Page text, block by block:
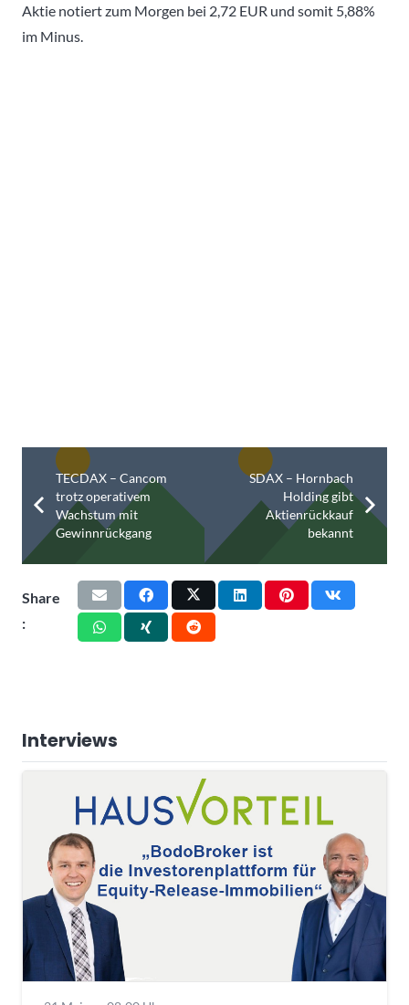
Aktie notiert zum Morgen bei 2,72 EUR und somit 5,88%
im Minus.
TECDAX – Cancom
trotz operativem
Wachstum mit
Gewinnrückgang
SDAX – Hornbach
Holding gibt
Aktienrückkauf
bekannt
Share
:
Interviews